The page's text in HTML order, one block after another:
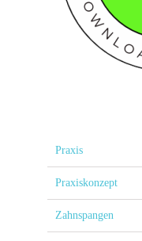
Praxis
Praxiskonzept
Zahnspangen